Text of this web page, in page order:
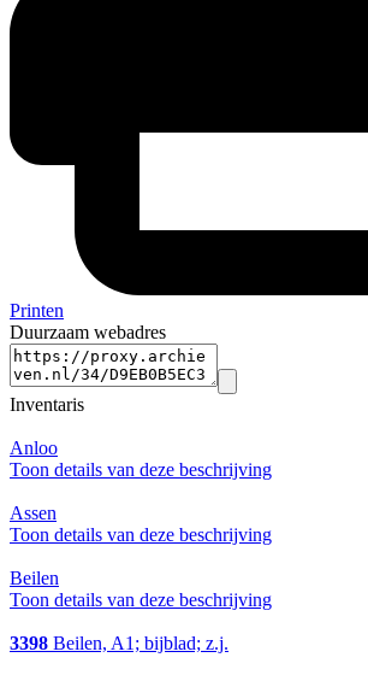
Printen
Duurzaam webadres
Inventaris
Anloo
Toon details van deze beschrijving
Assen
Toon details van deze beschrijving
Beilen
Toon details van deze beschrijving
3398 Beilen, A1; bijblad; z.j.